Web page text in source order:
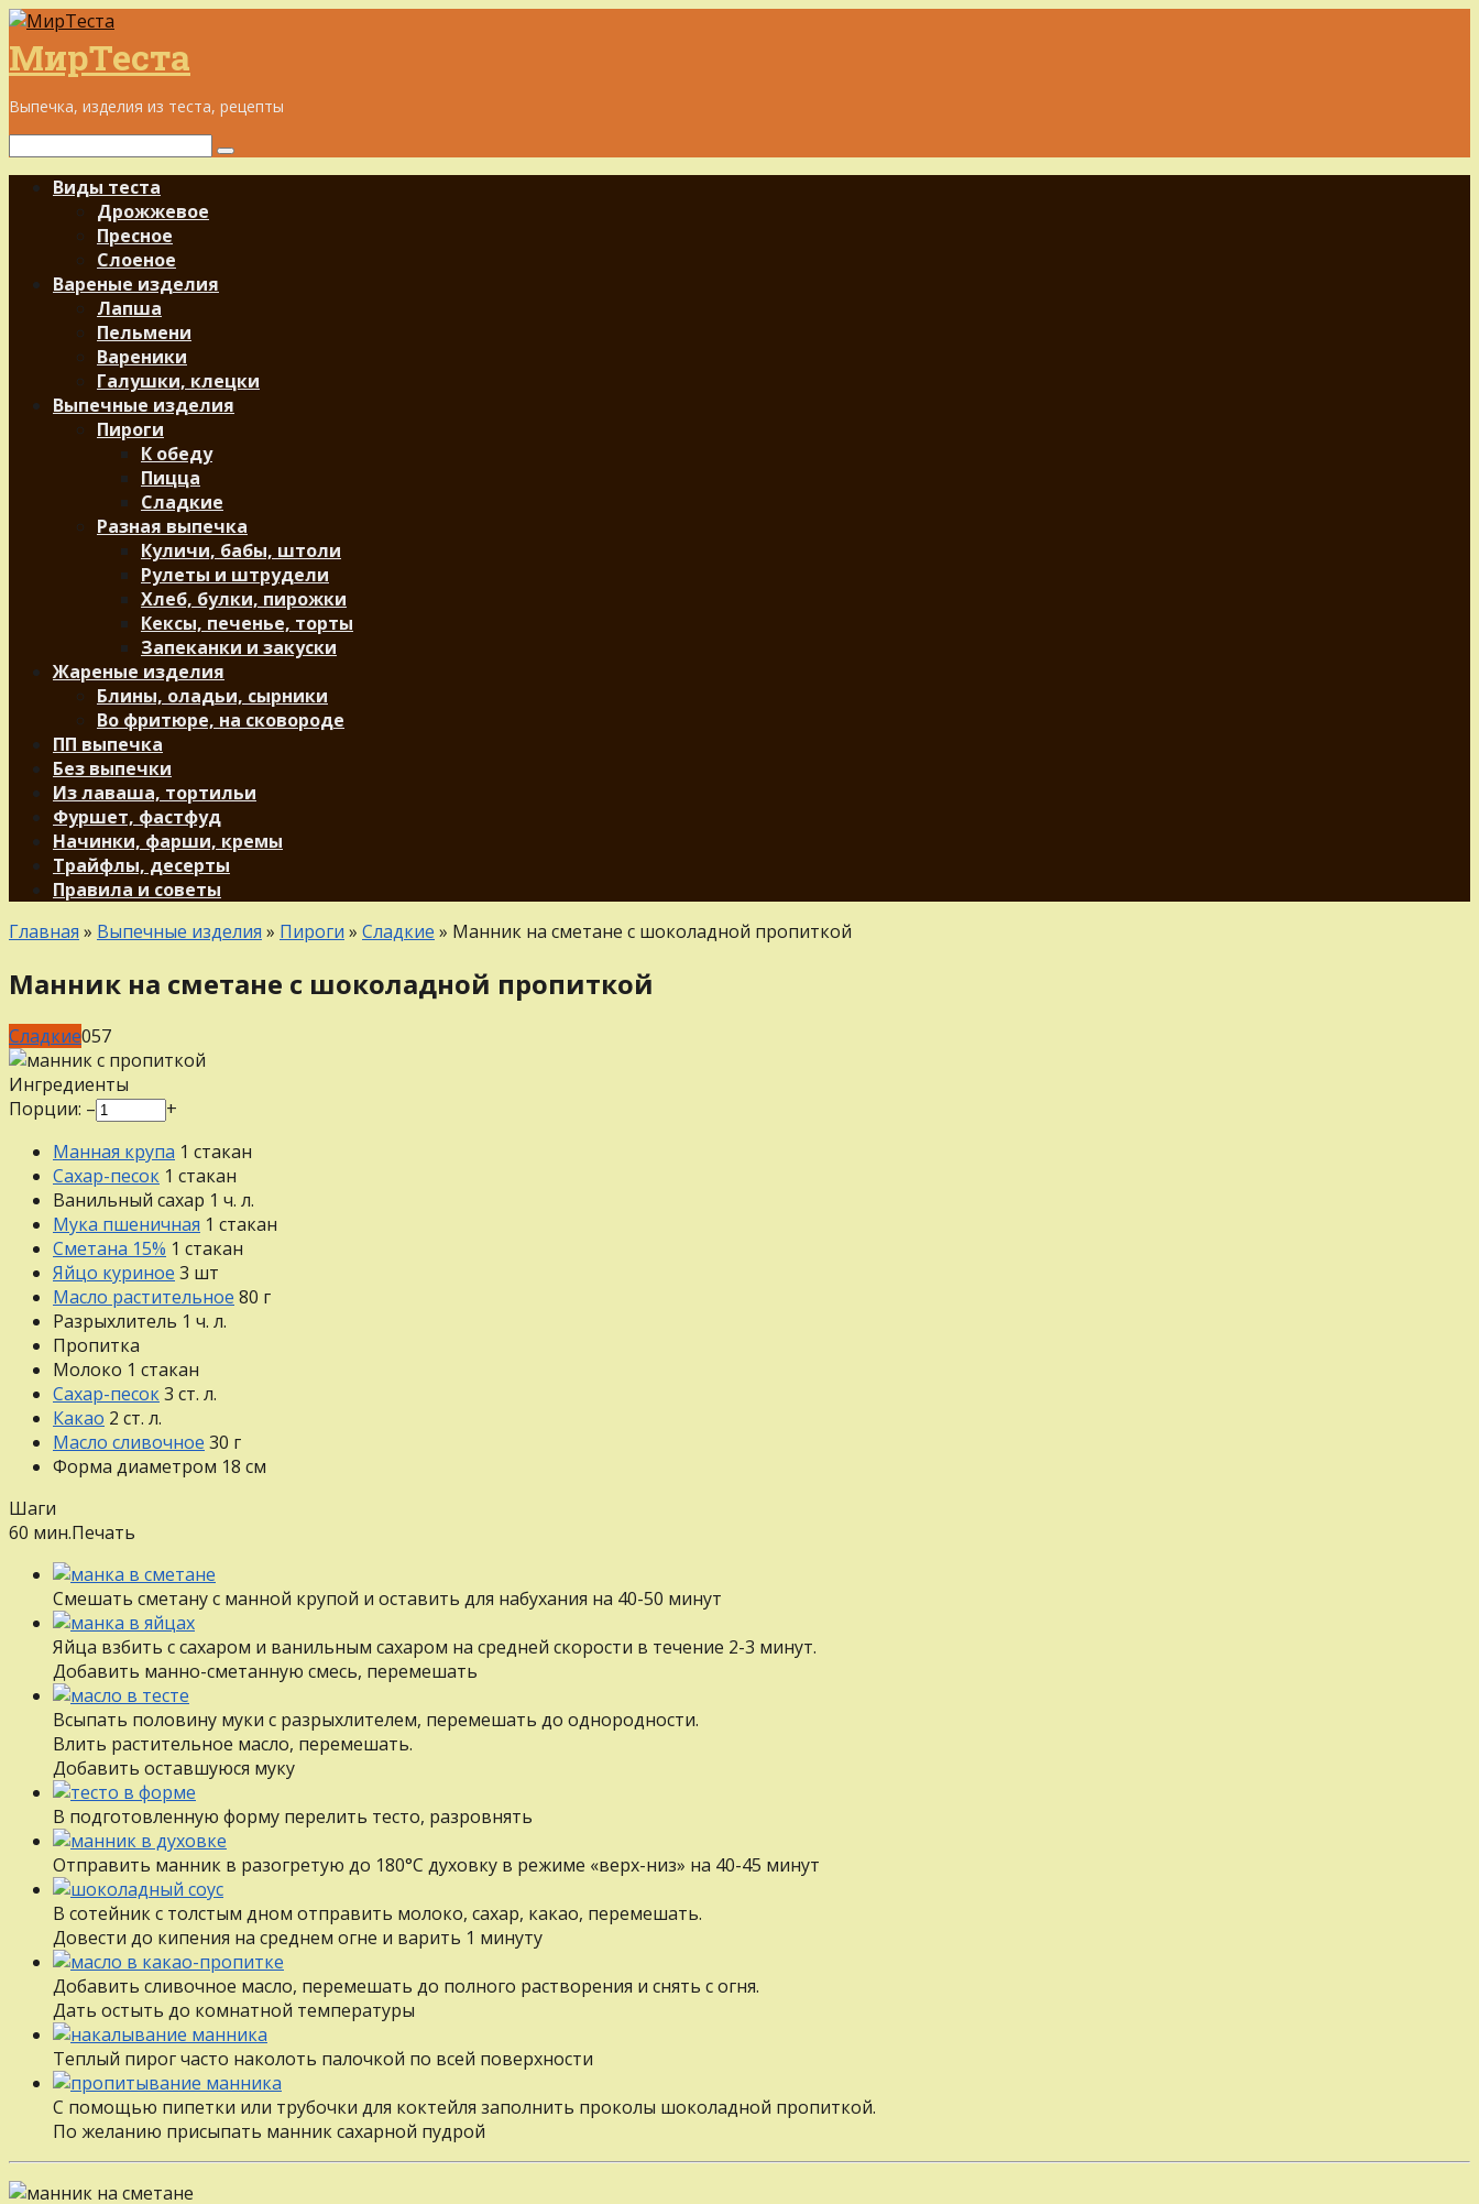
Перейти
к
контенту
МирТеста
Выпечка, изделия из теста, рецепты
Поиск:
Виды теста
Дрожжевое
Пресное
Слоеное
Вареные изделия
Лапша
Пельмени
Вареники
Галушки, клецки
Выпечные изделия
Пироги
К обеду
Пицца
Сладкие
Разная выпечка
Куличи, бабы, штоли
Рулеты и штрудели
Хлеб, булки, пирожки
Кексы, печенье, торты
Запеканки и закуски
Жареные изделия
Блины, оладьи, сырники
Во фритюре, на сковороде
ПП выпечка
Без выпечки
Из лаваша, тортильи
Фуршет, фастфуд
Начинки, фарши, кремы
Трайфлы, десерты
Правила и советы
Главная » Выпечные изделия » Пироги » Сладкие » Манник на сметане с шоколадной пропиткой
Манник на сметане с шоколадной пропиткой
Сладкие057
Ингредиенты
Порции: –
+
Манная крупа 1 стакан
Сахар-песок 1 стакан
Ванильный сахар 1 ч. л.
Мука пшеничная 1 стакан
Сметана 15% 1 стакан
Яйцо куриное 3 шт
Масло растительное 80 г
Разрыхлитель 1 ч. л.
Пропитка
Молоко 1 стакан
Сахар-песок3 ст. л.
Какао 2 ст. л.
Масло сливочное 30 г
Форма диаметром 18 см
Шаги
60 мин.Печать
Смешать сметану с манной крупой и оставить для набухания на 40-50 минут
Яйца взбить с сахаром и ванильным сахаром на средней скорости в течение 2-3 минут.
Добавить манно-сметанную смесь, перемешать
Всыпать половину муки с разрыхлителем, перемешать до однородности.
Влить растительное масло, перемешать.
Добавить оставшуюся муку
В подготовленную форму перелить тесто, разровнять
Отправить манник в разогретую до 180°С духовку в режиме «верх-низ» на 40-45 минут
В сотейник с толстым дном отправить молоко, сахар, какао, перемешать.
Довести до кипения на среднем огне и варить 1 минуту
Добавить сливочное масло, перемешать до полного растворения и снять с огня.
Дать остыть до комнатной температуры
Теплый пирог часто наколоть палочкой по всей поверхности
С помощью пипетки или трубочки для коктейля заполнить проколы шоколадной пропиткой.
По желанию присыпать манник сахарной пудрой